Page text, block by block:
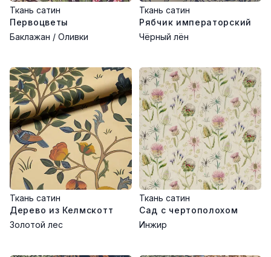
Ткань сатин
Первоцветы
Баклажан / Оливки
Ткань сатин
Рябчик императорский
Чёрный лён
Ткань сатин
Дерево из Келмскотт
Золотой лес
Ткань сатин
Сад с чертополохом
Инжир